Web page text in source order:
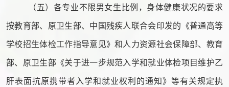
（五）各专业不限男女生比例，身体健康状况的要求
按教育部、原卫生部、中国残疾人联合会印发的《普通高等
学校招生体检工作指导意见》和人力资源社会保障部、教育
部、原卫生部《关于进一步规范入学和就业体检项目维护乙
肝表面抗原携带者入学和就业权利的通知》等有关规定执